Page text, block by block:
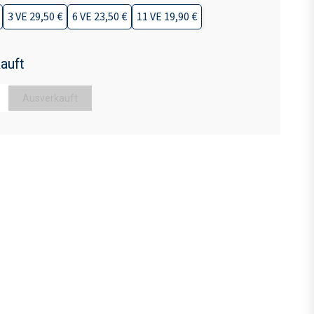
3 VE 29,50 € 6 VE 23,50 € 11 VE 19,90 €